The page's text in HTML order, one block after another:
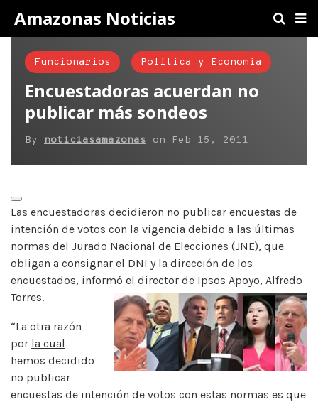
Amazonas Noticias
Funcionarios Política y Economía
Encuestadoras acuerdan no
publicar más sondeos
By noticiasamazonas on Feb 15, 2011
Las encuestadoras decidieron no publicar encuestas de
intención de votos con la vigencia debido a las últimas
normas del Jurado Nacional de Elecciones (JNE), que
obligan a consignar el DNI y la dirección de los
encuestados, informó el director de Ipsos Apoyo, Alfredo
Torres.
“La otra razón
por la cual
hemos decidido
no publicar
encuestas de intención de votos con estas normas es que